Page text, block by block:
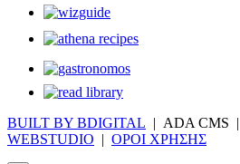
BUILT BY BDIGITAL | ADA CMS |
WEBSTUDIO | ΟΡΟΙ ΧΡΗΣΗΣ